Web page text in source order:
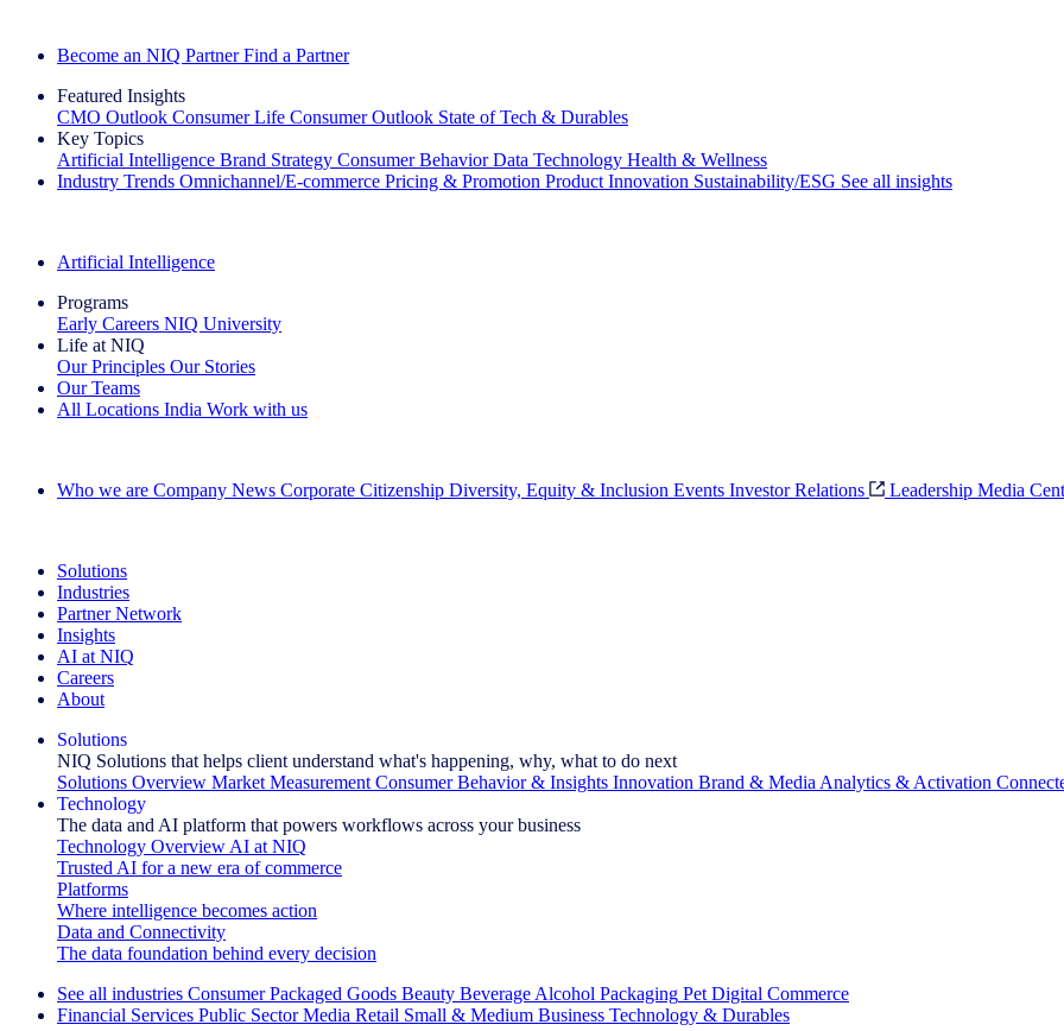
Become an NIQ Partner Find a Partner
Featured Insights
CMO Outlook Consumer Life Consumer Outlook State of Tech & Durables
Key Topics
Artificial Intelligence Brand Strategy Consumer Behavior Data Technology Health & Wellness
Industry Trends Omnichannel/E-commerce Pricing & Promotion Product Innovation Sustainability/ESG See all insights
Artificial Intelligence
Programs
Early Careers NIQ University
Life at NIQ
Our Principles Our Stories
Our Teams
All Locations India Work with us
Who we are Company News Corporate Citizenship Diversity, Equity & Inclusion Events Investor Relations Leadership Media
Solutions
Industries
Partner Network
Insights
AI at NIQ
Careers
About
Solutions
NIQ Solutions that helps client understand what's happening, why, what to do next
Solutions Overview Market Measurement Consumer Behavior & Insights Innovation Brand & Media Analytics & Activation
Technology
The data and AI platform that powers workflows across your business
Technology Overview AI at NIQ
Trusted AI for a new era of commerce
Platforms
Where intelligence becomes action
Data and Connectivity
The data foundation behind every decision
See all industries Consumer Packaged Goods Beauty Beverage Alcohol Packaging Pet Digital Commerce
Financial Services Public Sector Media Retail Small & Medium Business Technology & Durables